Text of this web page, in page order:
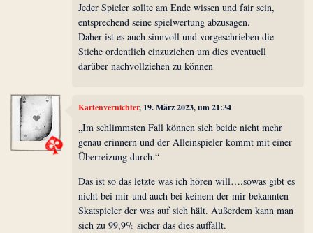
Jeder Spieler sollte am Ende wissen und fair sein,
entsprechend seine spielwertung abzusagen.
Daher ist es auch sinnvoll und vorgeschrieben die
Stiche ordentlich einzuziehen um dies eventuell
darüber nachvollziehen zu können
Kartenvernichter, 19. März 2023, um 21:34
„Im schlimmsten Fall können sich beide nicht mehr
genau erinnern und der Alleinspieler kommt mit einer
Überreizung durch.“
Das ist so das letzte was ich hören will….sowas gibt es
nicht bei mir und auch bei keinem der mir bekannten
Skatspieler der was auf sich hält. Außerdem kann man
sich zu 99,9% sicher das dies auffällt.